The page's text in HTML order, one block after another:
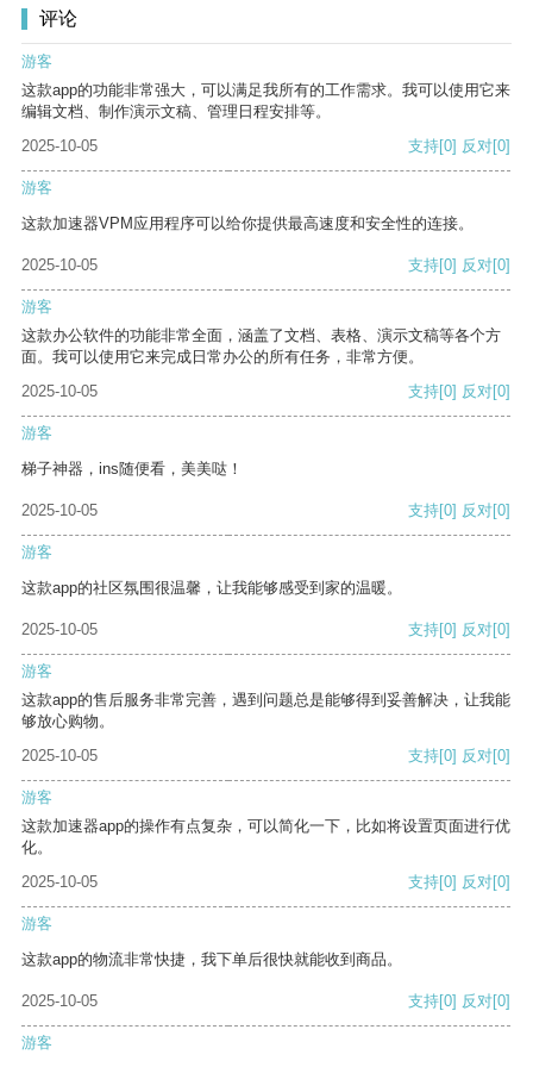
评论
游客
这款app的功能非常强大，可以满足我所有的工作需求。我可以使用它来
编辑文档、制作演示文稿、管理日程安排等。
2025-10-05
支持[0] 反对[0]
游客
这款加速器VPM应用程序可以给你提供最高速度和安全性的连接。
2025-10-05 支持[0] 反对[0]
游客
这款办公软件的功能非常全面，涵盖了文档、表格、演示文稿等各个方
面。我可以使用它来完成日常办公的所有任务，非常方便。
2025-10-05
支持[0] 反对[0]
游客
梯子神器，ins随便看，美美哒！
2025-10-05 支持[0] 反对[0]
游客
这款app的社区氛围很温馨，让我能够感受到家的温暖。
2025-10-05 支持[0] 反对[0]
游客
这款app的售后服务非常完善，遇到问题总是能够得到妥善解决，让我能
够放心购物。
2025-10-05
支持[0] 反对[0]
游客
这款加速器app的操作有点复杂，可以简化一下，比如将设置页面进行优
化。
2025-10-05
支持[0] 反对[0]
游客
这款app的物流非常快捷，我下单后很快就能收到商品。
2025-10-05 支持[0] 反对[0]
游客